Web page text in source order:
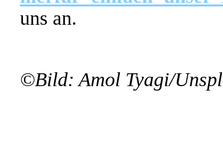
uns an.
©Bild: Amol Tyagi/